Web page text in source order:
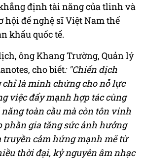
định tài năng của tlinh và
hội để nghệ sĩ Việt Nam thể
khấu quốc tế.
ông Khang Trường, Quản lý
cho biết: "Chiến dịch
chỉ là minh chứng cho nỗ lực
việc đẩy mạnh hợp tác cùng
toàn cầu mà còn tôn vinh
phần gia tăng sức ảnh hưởng
truyền cảm hứng mạnh mẽ từ
thời đại, kỷ nguyên âm nhạc